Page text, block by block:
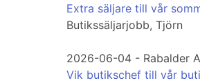
Extra säljare till vår
Butikssäljarjobb, Tjörn
2026-06-04 - Rabalder
Vik butikschef till vår